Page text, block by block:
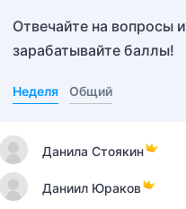
Отвечайте на вопросы и
зарабатывайте баллы!
Неделя Общий
Данила Стоякин
Даниил Юраков